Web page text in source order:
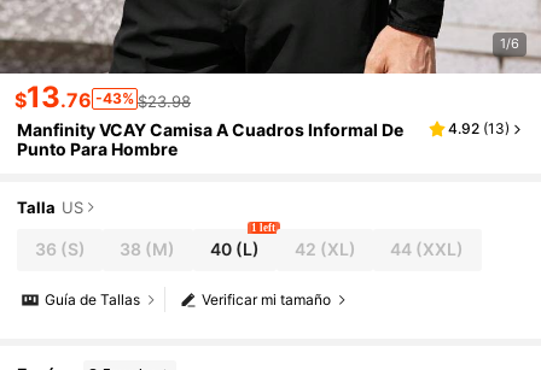
1/6
$13.76 -43% $23.98
Manfinity VCAY Camisa A Cuadros Informal De
Punto Para Hombre
4.92 (13)
Talla US
36 (S) 38 (M) 40(L)
1 left
42 (XL) 44 (XXL)
Verificar mi tamaño
Guía de Tallas